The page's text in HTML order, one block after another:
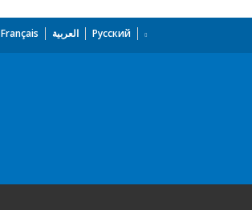
Français العربية Русский